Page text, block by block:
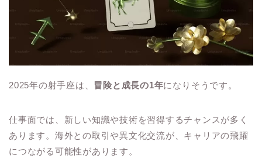
2025年の射手座は、 冒険と成長の1年になりそうです。
仕事面では、新しい知識や技術を習得するチャンスが多く
あります。海外との取引や異文化交流が、キャリアの飛躍
につながる可能性があります。